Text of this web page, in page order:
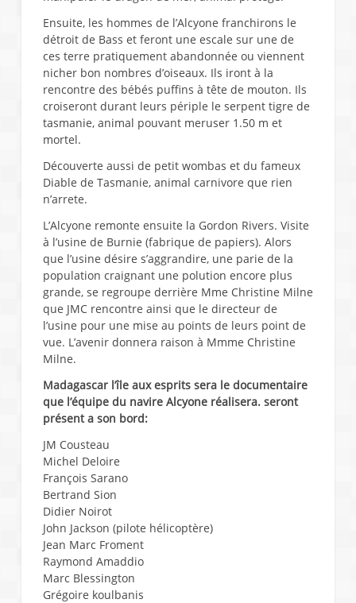
Ensuite, les hommes de l’Alcyone franchirons le
détroit de Bass et feront une escale sur une de
ces terre pratiquement abandonnée ou viennent
nicher bon nombres d’oiseaux. Ils iront à la
rencontre des bébés puffins à tête de mouton. Ils
croiseront durant leurs périple le serpent tigre de
tasmanie, animal pouvant meruser 1.50 m et
mortel.
Découverte aussi de petit wombas et du fameux
Diable de Tasmanie, animal carnivore que rien
n’arrete.
L’Alcyone remonte ensuite la Gordon Rivers. Visite
à l’usine de Burnie (fabrique de papiers). Alors
que l’usine désire s’aggrandire, une parie de la
population craignant une polution encore plus
grande, se regroupe derrière Mme Christine Milne
que JMC rencontre ainsi que le directeur de
l’usine pour une mise au points de leurs point de
vue. L’avenir donnera raison à Mmme Christine
Milne.
Madagascar l’île aux esprits sera le documentaire
que l’équipe du navire Alcyone réalisera. seront
présent a son bord:
JM Cousteau
Michel Deloire
François Sarano
Bertrand Sion
Didier Noirot
John Jackson (pilote hélicoptère)
Jean Marc Froment
Raymond Amaddio
Marc Blessington
Grégoire koulbanis